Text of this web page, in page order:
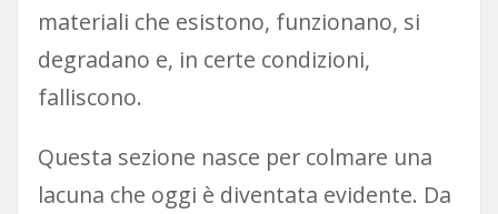
materiali che esistono, funzionano, si
degradano e, in certe condizioni,
falliscono.
Questa sezione nasce per colmare una
lacuna che oggi è diventata evidente. Da